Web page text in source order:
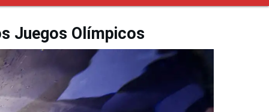
Juegos Olímpicos